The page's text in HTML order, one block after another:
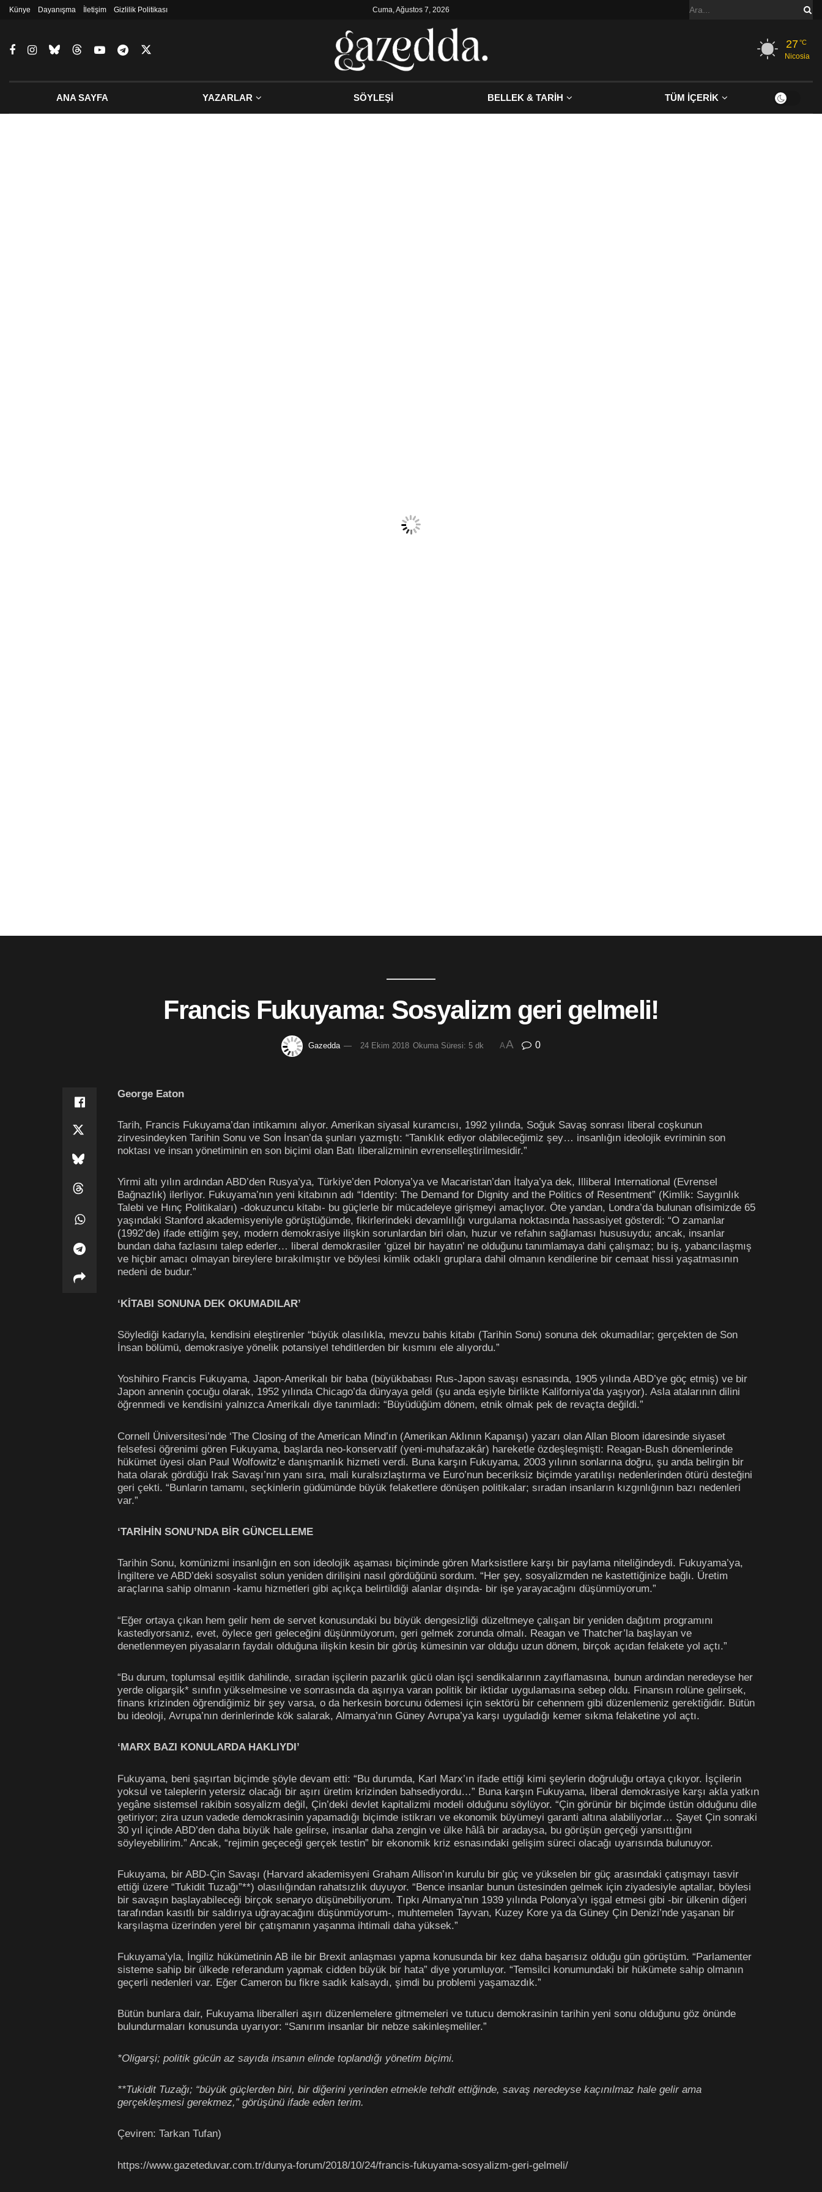
Künye Dayanışma İletişim Gizlilik Politikası Cuma, Ağustos 7, 2026
27°C
Nicosia
ANA SAYFA YAZARLAR SÖYLEŞİ BELLEK & TARİH TÜM İÇERİK
Francis Fukuyama: Sosyalizm geri gelmeli!
Gazedda 24 Ekim 2018 Okuma Süresi: 5 dk AA 0
George Eaton
Tarih, Francis Fukuyama’dan intikamını alıyor. Amerikan siyasal kuramcısı, 1992 yılında, Soğuk Savaş sonrası liberal coşkunun
zirvesindeyken Tarihin Sonu ve Son İnsan’da şunları yazmıştı: “Tanıklık ediyor olabileceğimiz şey… insanlığın ideolojik evriminin son
noktası ve insan yönetiminin en son biçimi olan Batı liberalizminin evrenselleştirilmesidir.”
Yirmi altı yılın ardından ABD’den Rusya’ya, Türkiye’den Polonya’ya ve Macaristan’dan İtalya’ya dek, Illiberal International (Evrensel
Bağnazlık) ilerliyor. Fukuyama’nın yeni kitabının adı “Identity: The Demand for Dignity and the Politics of Resentment” (Kimlik: Saygınlık
Talebi ve Hınç Politikaları) -dokuzuncu kitabı- bu güçlerle bir mücadeleye girişmeyi amaçlıyor. Öte yandan, Londra’da bulunan ofisimizde 65
yaşındaki Stanford akademisyeniyle görüştüğümde, fikirlerindeki devamlılığı vurgulama noktasında hassasiyet gösterdi: “O zamanlar
(1992’de) ifade ettiğim şey, modern demokrasiye ilişkin sorunlardan biri olan, huzur ve refahın sağlaması hususuydu; ancak, insanlar
bundan daha fazlasını talep ederler… liberal demokrasiler ‘güzel bir hayatın’ ne olduğunu tanımlamaya dahi çalışmaz; bu iş, yabancılaşmış
ve hiçbir amacı olmayan bireylere bırakılmıştır ve böylesi kimlik odaklı gruplara dahil olmanın kendilerine bir cemaat hissi yaşatmasının
nedeni de budur.”
‘KİTABI SONUNA DEK OKUMADILAR’
Söylediği kadarıyla, kendisini eleştirenler “büyük olasılıkla, mevzu bahis kitabı (Tarihin Sonu) sonuna dek okumadılar; gerçekten de Son
İnsan bölümü, demokrasiye yönelik potansiyel tehditlerden bir kısmını ele alıyordu.”
Yoshihiro Francis Fukuyama, Japon-Amerikalı bir baba (büyükbabası Rus-Japon savaşı esnasında, 1905 yılında ABD’ye göç etmiş) ve bir
Japon annenin çocuğu olarak, 1952 yılında Chicago’da dünyaya geldi (şu anda eşiyle birlikte Kaliforniya’da yaşıyor). Asla atalarının dilini
öğrenmedi ve kendisini yalnızca Amerikalı diye tanımladı: “Büyüdüğüm dönem, etnik olmak pek de revaçta değildi.”
Cornell Üniversitesi’nde ‘The Closing of the American Mind’ın (Amerikan Aklının Kapanışı) yazarı olan Allan Bloom idaresinde siyaset
felsefesi öğrenimi gören Fukuyama, başlarda neo-konservatif (yeni-muhafazakâr) hareketle özdeşleşmişti: Reagan-Bush dönemlerinde
hükümet üyesi olan Paul Wolfowitz’e danışmanlık hizmeti verdi. Buna karşın Fukuyama, 2003 yılının sonlarına doğru, şu anda belirgin bir
hata olarak gördüğü Irak Savaşı’nın yanı sıra, mali kuralsızlaştırma ve Euro’nun beceriksiz biçimde yaratılışı nedenlerinden ötürü desteğini
geri çekti. “Bunların tamamı, seçkinlerin güdümünde büyük felaketlere dönüşen politikalar; sıradan insanların kızgınlığının bazı nedenleri
var.”
‘TARİHİN SONU’NDA BİR GÜNCELLEME
Tarihin Sonu, komünizmi insanlığın en son ideolojik aşaması biçiminde gören Marksistlere karşı bir paylama niteliğindeydi. Fukuyama’ya,
İngiltere ve ABD’deki sosyalist solun yeniden dirilişini nasıl gördüğünü sordum. “Her şey, sosyalizmden ne kastettiğinize bağlı. Üretim
araçlarına sahip olmanın -kamu hizmetleri gibi açıkça belirtildiği alanlar dışında- bir işe yarayacağını düşünmüyorum.”
“Eğer ortaya çıkan hem gelir hem de servet konusundaki bu büyük dengesizliği düzeltmeye çalışan bir yeniden dağıtım programını
kastediyorsanız, evet, öylece geri geleceğini düşünmüyorum, geri gelmek zorunda olmalı. Reagan ve Thatcher’la başlayan ve
denetlenmeyen piyasaların faydalı olduğuna ilişkin kesin bir görüş kümesinin var olduğu uzun dönem, birçok açıdan felakete yol açtı.”
“Bu durum, toplumsal eşitlik dahilinde, sıradan işçilerin pazarlık gücü olan işçi sendikalarının zayıflamasına, bunun ardından neredeyse her
yerde oligarşik* sınıfın yükselmesine ve sonrasında da aşırıya varan politik bir iktidar uygulamasına sebep oldu. Finansın rolüne gelirsek,
finans krizinden öğrendiğimiz bir şey varsa, o da herkesin borcunu ödemesi için sektörü bir cehennem gibi düzenlemeniz gerektiğidir. Bütün
bu ideoloji, Avrupa’nın derinlerinde kök salarak, Almanya’nın Güney Avrupa’ya karşı uyguladığı kemer sıkma felaketine yol açtı.
‘MARX BAZI KONULARDA HAKLIYDI’
Fukuyama, beni şaşırtan biçimde şöyle devam etti: “Bu durumda, Karl Marx’ın ifade ettiği kimi şeylerin doğruluğu ortaya çıkıyor. İşçilerin
yoksul ve taleplerin yetersiz olacağı bir aşırı üretim krizinden bahsediyordu…” Buna karşın Fukuyama, liberal demokrasiye karşı akla yatkın
yegâne sistemsel rakibin sosyalizm değil, Çin’deki devlet kapitalizmi modeli olduğunu söylüyor. “Çin görünür bir biçimde üstün olduğunu dile
getiriyor; zira uzun vadede demokrasinin yapamadığı biçimde istikrarı ve ekonomik büyümeyi garanti altına alabiliyorlar… Şayet Çin sonraki
30 yıl içinde ABD’den daha büyük hale gelirse, insanlar daha zengin ve ülke hâlâ bir aradaysa, bu görüşün gerçeği yansıttığını
söyleyebilirim.” Ancak, “rejimin geçeceği gerçek testin” bir ekonomik kriz esnasındaki gelişim süreci olacağı uyarısında bulunuyor.
Fukuyama, bir ABD-Çin Savaşı (Harvard akademisyeni Graham Allison’ın kurulu bir güç ve yükselen bir güç arasındaki çatışmayı tasvir
ettiği üzere “Tukidit Tuzağı”**) olasılığından rahatsızlık duyuyor. “Bence insanlar bunun üstesinden gelmek için ziyadesiyle aptallar, böylesi
bir savaşın başlayabileceği birçok senaryo düşünebiliyorum. Tıpkı Almanya’nın 1939 yılında Polonya’yı işgal etmesi gibi -bir ülkenin diğeri
tarafından kasıtlı bir saldırıya uğrayacağını düşünmüyorum-, muhtemelen Tayvan, Kuzey Kore ya da Güney Çin Denizi’nde yaşanan bir
karşılaşma üzerinden yerel bir çatışmanın yaşanma ihtimali daha yüksek.”
Fukuyama’yla, İngiliz hükümetinin AB ile bir Brexit anlaşması yapma konusunda bir kez daha başarısız olduğu gün görüştüm. “Parlamenter
sisteme sahip bir ülkede referandum yapmak cidden büyük bir hata” diye yorumluyor. “Temsilci konumundaki bir hükümete sahip olmanın
geçerli nedenleri var. Eğer Cameron bu fikre sadık kalsaydı, şimdi bu problemi yaşamazdık.”
Bütün bunlara dair, Fukuyama liberalleri aşırı düzenlemelere gitmemeleri ve tutucu demokrasinin tarihin yeni sonu olduğunu göz önünde
bulundurmaları konusunda uyarıyor: “Sanırım insanlar bir nebze sakinleşmeliler.”
*Oligarşi; politik gücün az sayıda insanın elinde toplandığı yönetim biçimi.
**Tukidit Tuzağı; “büyük güçlerden biri, bir diğerini yerinden etmekle tehdit ettiğinde, savaş neredeyse kaçınılmaz hale gelir ama
gerçekleşmesi gerekmez,” görüşünü ifade eden terim.
Çeviren: Tarkan Tufan)
https://www.gazeteduvar.com.tr/dunya-forum/2018/10/24/francis-fukuyama-sosyalizm-geri-gelmeli/